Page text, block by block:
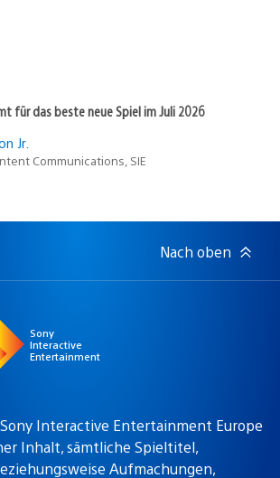
für das beste neue Spiel im Juli 2026
Jr.
Communications, SIE
Nach oben
Sony
Interactive
Entertainment
Interactive Entertainment Europe
Inhalt, sämtliche Spieltitel,
Aufmachungen,